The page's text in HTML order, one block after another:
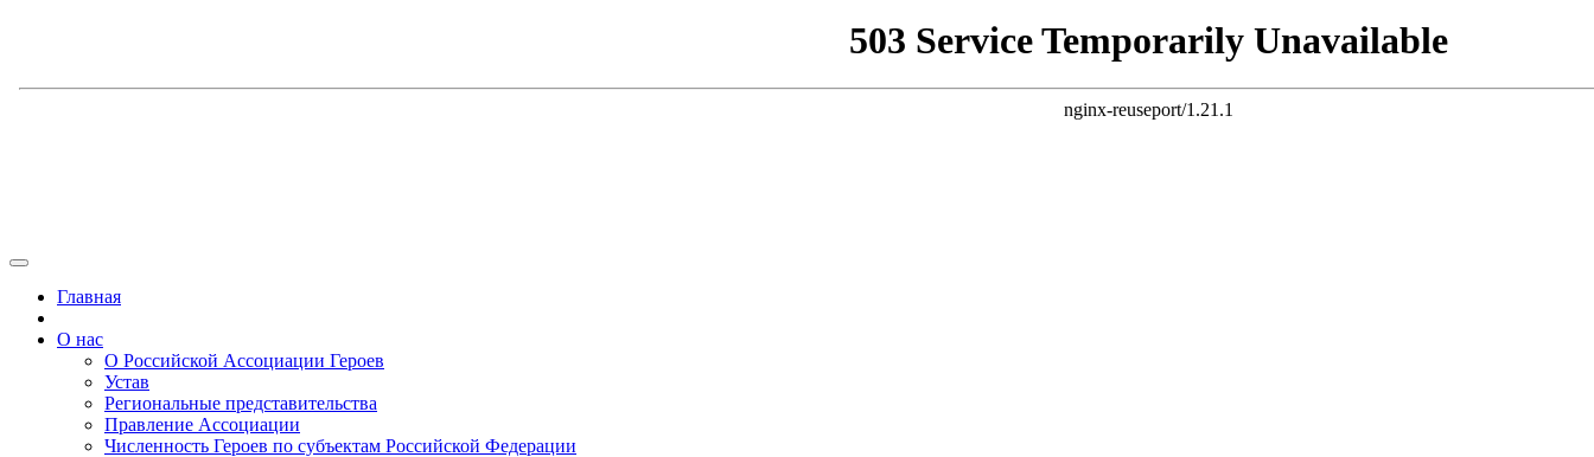
Главная
О нас
О Российской Ассоциации Героев
Устав
Региональные представительства
Правление Ассоциации
Численность Героев по субъектам Российской Федерации